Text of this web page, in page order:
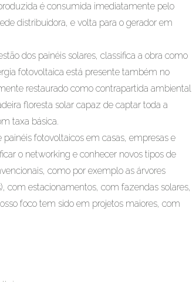
é consumida imediatamente pelo
distribuidora, e volta para o gerador em
dos painéis solares, classifica a obra como
fotovoltaica está presente também no
restaurado como contrapartida ambiental
floresta solar capaz de captar toda a
taxa básica.
fotovoltaicos em casas, empresas e
o networking e conhecer novos tipos de
como por exemplo as árvores
com estacionamentos, com fazendas solares,
foco tem sido em projetos maiores, com